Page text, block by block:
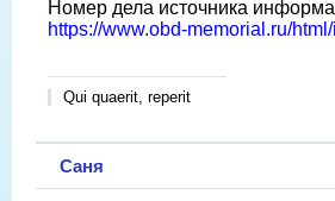
Номер дела источника
https://www.obd-memorial.ru/
Qui quaerit, reperit
Саня